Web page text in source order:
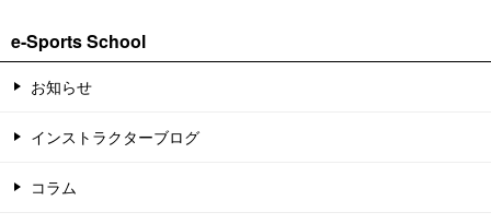
e-Sports School
お知らせ
インストラクターブログ
コラム